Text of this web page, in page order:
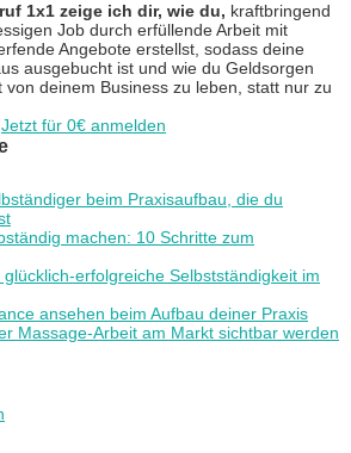
1x1 zeige ich dir, wie du, kraftbringend
Job durch erfüllende Arbeit mit
Angebote erstellst, sodass deine
ausgebucht ist und wie du Geldsorgen
deinem Business zu leben, statt nur zu
Jetzt für 0€ anmelden
beim Praxisaufbau, die du
machen: 10 Schritte zum
erfolgreiche Selbstständigkeit im
ansehen beim Aufbau deiner Praxis
Massage-Arbeit am Markt sichtbar werden